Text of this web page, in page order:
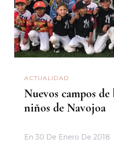
ACTUALIDAD
Nuevos campos
niños de Navojoa
En 30 De Enero De 2018